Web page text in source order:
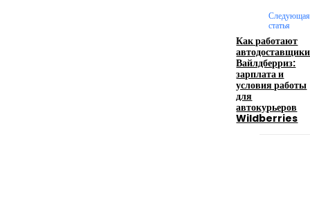
Девушка в бокале: легендарный номер бурлеска
искусство эффектного представления
Следующая
статья
Как работают
автодоставщики
Вайлдберриз:
зарплата и
условия работы
для
автокурьеров
Wildberries